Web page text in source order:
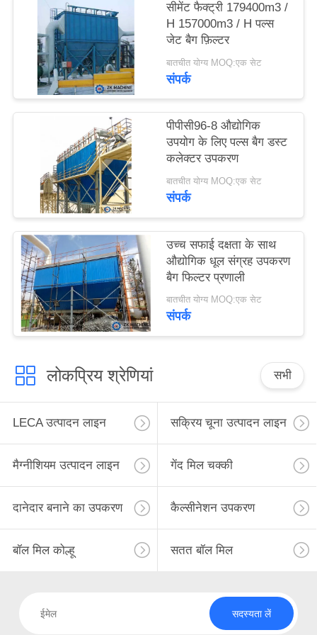
अनुरोध
गोपनीयता
सीमेंट फैक्ट्री 179400m3 /
H 157000m3 / H पल्स
जेट बैग फ़िल्टर
बातचीत योग्य MOQ:एक सेट
संपर्क
पीपीसी96-8 औद्योगिक
उपयोग के लिए पल्स बैग डस्ट
कलेक्टर उपकरण
बातचीत योग्य MOQ:एक सेट
संपर्क
उच्च सफाई दक्षता के साथ
औद्योगिक धूल संग्रह उपकरण
बैग फिल्टर प्रणाली
बातचीत योग्य MOQ:एक सेट
संपर्क
लोकप्रिय श्रेणियां सभी
LECA उत्पादन लाइन सक्रिय चूना उत्पादन लाइन
मैग्नीशियम उत्पादन लाइन गेंद मिल चक्की
दानेदार बनाने का उपकरण कैल्सीनेशन उपकरण
बॉल मिल कोल्हू सतत बॉल मिल
सदस्यता लें